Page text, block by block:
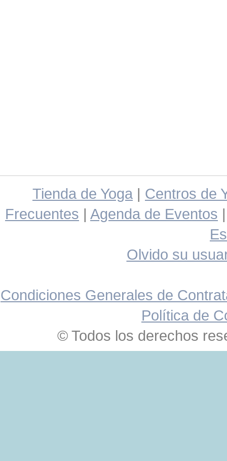
Tienda de Yoga | Centros de
Frecuentes | Agenda de Eventos
Olvido su
Condiciones Generales de
Política de
© Todos los derechos